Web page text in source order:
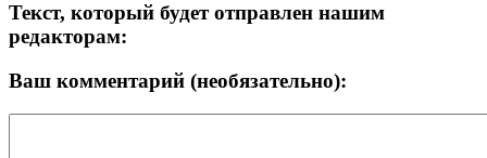
Текст, который будет отправлен нашим
редакторам:
Ваш комментарий (необязательно):